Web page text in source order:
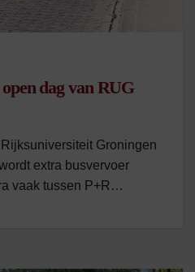
dag van RUG
Groningen
extra busvervoer
vaak tussen P+R…